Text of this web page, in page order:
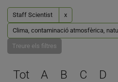
Staff Scientist x
Clima, contaminació atmosfèrica,
Treure els filtres
Tot A B C D